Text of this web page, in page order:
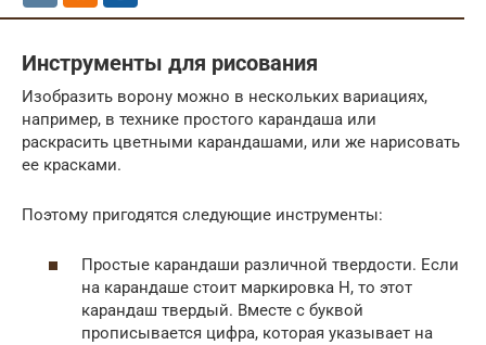
Инструменты для рисования
Изобразить ворону можно в нескольких вариациях,
например, в технике простого карандаша или
раскрасить цветными карандашами, или же нарисовать
ее красками.
Поэтому пригодятся следующие инструменты:
Простые карандаши различной твердости. Если
на карандаше стоит маркировка Н, то этот
карандаш твердый. Вместе с буквой
прописывается цифра, которая указывает на